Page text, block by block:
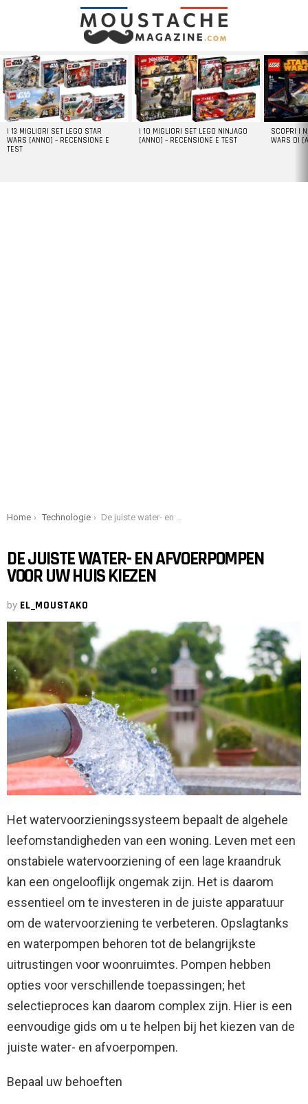
LATEST
STORIES
I 13 MIGLIORI SET LEGO STAR
WARS [ANNO] – RECENSIONE E
TEST
I 10 MIGLIORI SET LEGO NINJAGO
[ANNO] – RECENSIONE E TEST
SCOPRI I
WARS DI
You are here:
Home Technologie De juiste water- en afvoerpompen voor uw huis kiezen
DE JUISTE WATER- EN AFVOERPOMPEN
VOOR UW HUIS KIEZEN
by EL_MOUSTAKO
Het watervoorzieningssysteem bepaalt de algehele
leefomstandigheden van een woning. Leven met een
onstabiele watervoorziening of een lage kraandruk
kan een ongelooflijk ongemak zijn. Het is daarom
essentieel om te investeren in de juiste apparatuur
om de watervoorziening te verbeteren. Opslagtanks
en waterpompen behoren tot de belangrijkste
uitrustingen voor woonruimtes. Pompen hebben
opties voor verschillende toepassingen; het
selectieproces kan daarom complex zijn. Hier is een
eenvoudige gids om u te helpen bij het kiezen van de
juiste water- en afvoerpompen.
Bepaal uw behoeften